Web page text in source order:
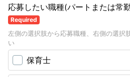
応募したい職種(パートまたは常
Required
左側の選択肢から応募職種、右側の選択
い
保育士